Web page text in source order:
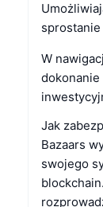
W
dokonanie
Jak
Bazaars
swojego